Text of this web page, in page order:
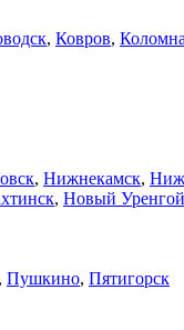
, Ковров, Коломна
, Нижнекамск,
, Новый Уренгой
, Пушкино, Пятигорск